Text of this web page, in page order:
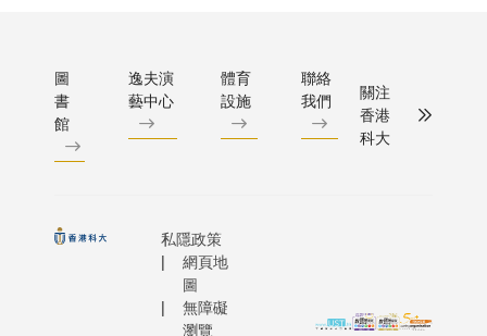
圖
書
館
逸夫演
藝中心
體育
設施
聯絡
我們
關注
香港
科大
私隱政策
網頁地
圖
無障礙
瀏覽